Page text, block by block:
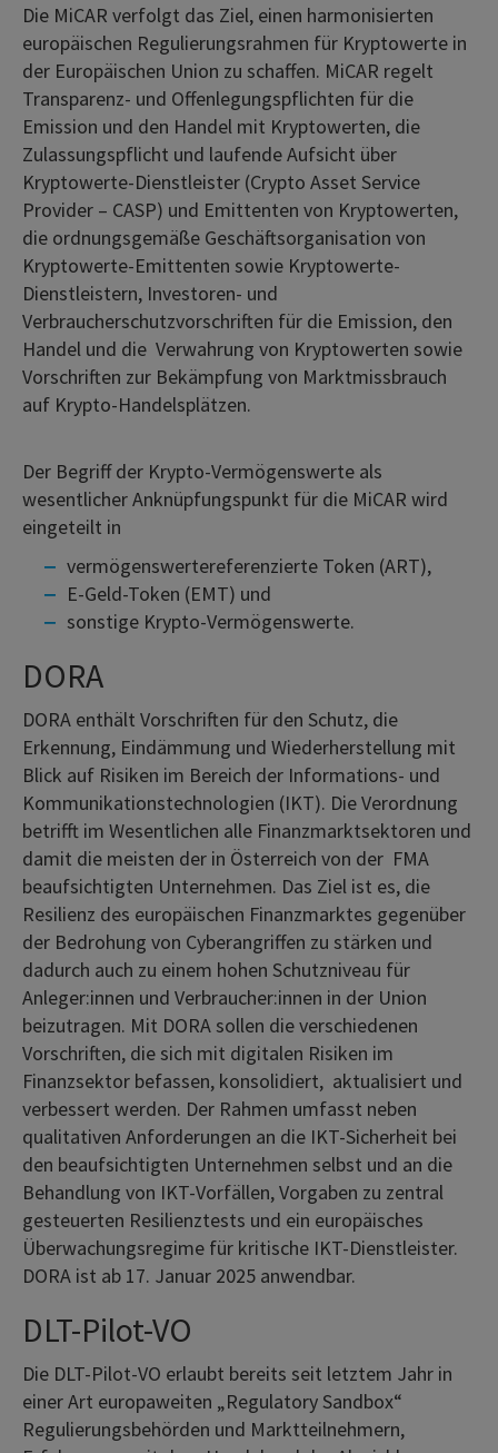
Die MiCAR verfolgt das Ziel, einen harmonisierten
europäischen Regulierungsrahmen für Kryptowerte in
der Europäischen Union zu schaffen. MiCAR regelt
Transparenz- und Offenlegungspflichten für die
Emission und den Handel mit Kryptowerten, die
Zulassungspflicht und laufende Aufsicht über
Kryptowerte-Dienstleister (Crypto Asset Service
Provider – CASP) und Emittenten von Kryptowerten,
die ordnungsgemäße Geschäftsorganisation von
Kryptowerte-Emittenten sowie Kryptowerte-
Dienstleistern, Investoren- und
Verbraucherschutzvorschriften für die Emission, den
Handel und die Verwahrung von Kryptowerten sowie
Vorschriften zur Bekämpfung von Marktmissbrauch
auf Krypto-Handelsplätzen.
Der Begriff der Krypto-Vermögenswerte als
wesentlicher Anknüpfungspunkt für die MiCAR wird
eingeteilt in
vermögenswertereferenzierte Token (ART),
E-Geld-Token (EMT) und
sonstige Krypto-Vermögenswerte.
DORA
DORA enthält Vorschriften für den Schutz, die
Erkennung, Eindämmung und Wiederherstellung mit
Blick auf Risiken im Bereich der Informations- und
Kommunikationstechnologien (IKT). Die Verordnung
betrifft im Wesentlichen alle Finanzmarktsektoren und
damit die meisten der in Österreich von der FMA
beaufsichtigten Unternehmen. Das Ziel ist es, die
Resilienz des europäischen Finanzmarktes gegenüber
der Bedrohung von Cyberangriffen zu stärken und
dadurch auch zu einem hohen Schutzniveau für
Anleger:innen und Verbraucher:innen in der Union
beizutragen. Mit DORA sollen die verschiedenen
Vorschriften, die sich mit digitalen Risiken im
Finanzsektor befassen, konsolidiert, aktualisiert und
verbessert werden. Der Rahmen umfasst neben
qualitativen Anforderungen an die IKT-Sicherheit bei
den beaufsichtigten Unternehmen selbst und an die
Behandlung von IKT-Vorfällen, Vorgaben zu zentral
gesteuerten Resilienztests und ein europäisches
Überwachungsregime für kritische IKT-Dienstleister.
DORA ist ab 17. Januar 2025 anwendbar.
DLT-Pilot-VO
Die DLT-Pilot-VO erlaubt bereits seit letztem Jahr in
einer Art europaweiten „Regulatory Sandbox“
Regulierungsbehörden und Marktteilnehmern,